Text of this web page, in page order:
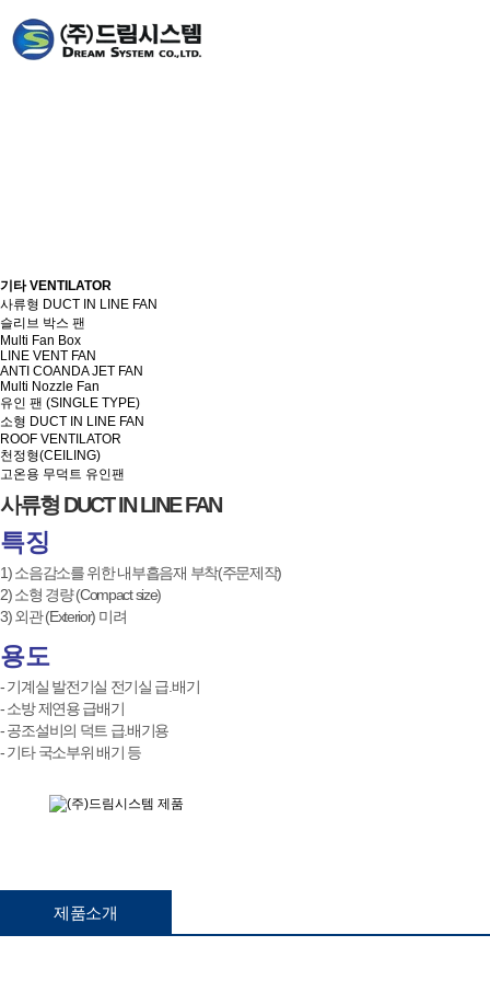
기타 VENTILATOR
사류형 DUCT IN LINE FAN
슬리브 박스 팬
Multi Fan Box
LINE VENT FAN
ANTI COANDA JET FAN
Multi Nozzle Fan
유인 팬 (SINGLE TYPE)
소형 DUCT IN LINE FAN
ROOF VENTILATOR
천정형(CEILING)
고온용 무덕트 유인팬
사류형 DUCT IN LINE FAN
특징
1) 소음감소를 위한 내부흡음재 부착(주문제작)
2) 소형 경량 (Compact size)
3) 외관 (Exterior) 미려
용도
- 기계실 발전기실 전기실 급.배기
- 소방 제연용 급배기
- 공조설비의 덕트 급.배기용
- 기타 국소부위 배기 등
제품소개